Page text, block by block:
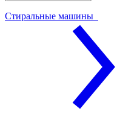
Стиральные машины